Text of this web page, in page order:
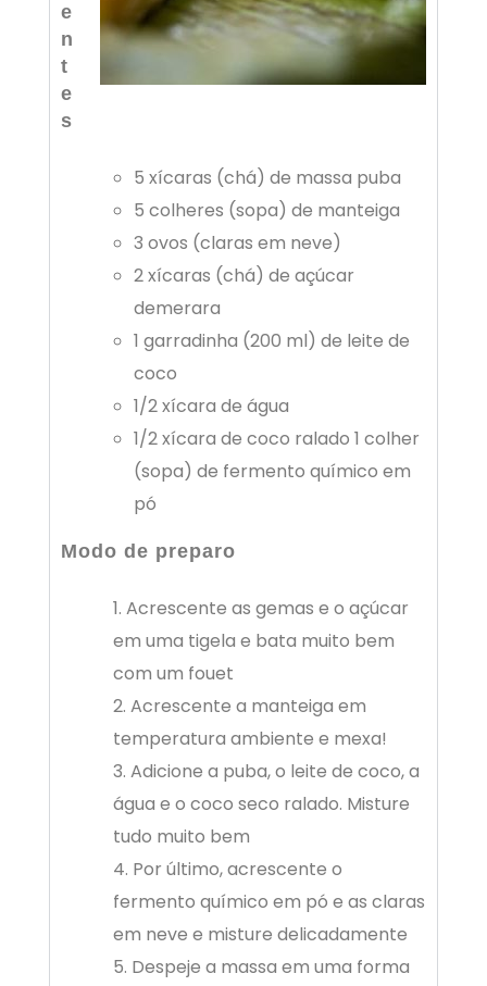
e
n
t
e
s
5 xícaras (chá) de massa puba
5 colheres (sopa) de manteiga
3 ovos (claras em neve)
2 xícaras (chá) de açúcar
demerara
1 garradinha (200 ml) de leite de
coco
1/2 xícara de água
1/2 xícara de coco ralado 1 colher
(sopa) de fermento químico em
pó
Modo de preparo
Acrescente as gemas e o açúcar
em uma tigela e bata muito bem
com um fouet
Acrescente a manteiga em
temperatura ambiente e mexa!
Adicione a puba, o leite de coco, a
água e o coco seco ralado. Misture
tudo muito bem
Por último, acrescente o
fermento químico em pó e as claras
em neve e misture delicadamente
Despeje a massa em uma forma